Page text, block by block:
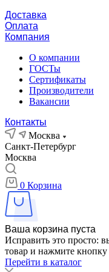
Доставка
Оплата
Компания
О компании
ГОСТы
Сертификаты
Производители
Вакансии
Контакты
Москва
Санкт-Петербург
Москва
0 Корзина
Ваша корзина пуста
Исправить это просто:
товар и нажмите
Перейти в каталог